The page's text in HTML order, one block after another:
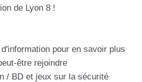
de Lyon 8 !
pour en savoir plus
être rejoindre
/ BD et jeux sur la sécurité